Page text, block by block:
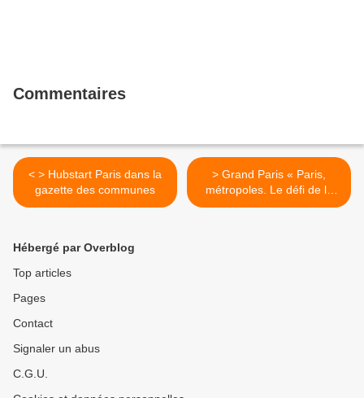
Commentaires
< > Hubstart Paris dans la
gazette des communes
> Grand Paris « Paris,
métropoles. Le défi de la
gouvernance »,
Hébergé par Overblog
Top articles
Pages
Contact
Signaler un abus
C.G.U.